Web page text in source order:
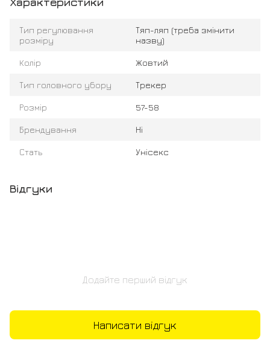
Тип регулювання
розміру
Тяп-ляп (треба змінити
назву)
Колір Жовтий
Тип головного убору Трекер
Розмір 57-58
Брендування Ні
Стать Унісекс
Відгуки
Додайте перший відгук
Написати відгук